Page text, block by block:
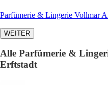
Parfümerie & Lingerie Vollmar
WEITER
Alle Parfümerie &
Erftstadt